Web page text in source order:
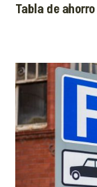
Tabla de